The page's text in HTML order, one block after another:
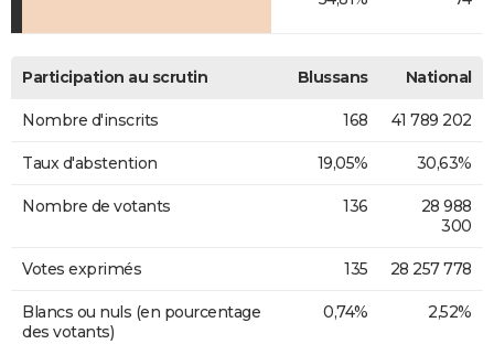
Participation au scrutin Blussans National
Nombre d'inscrits 168 41 789 202
Taux d'abstention 19,05% 30,63%
Nombre de votants 136
28 988
300
Votes exprimés 135 28 257 778
Blancs ou nuls (en pourcentage
des votants)
0,74% 2,52%